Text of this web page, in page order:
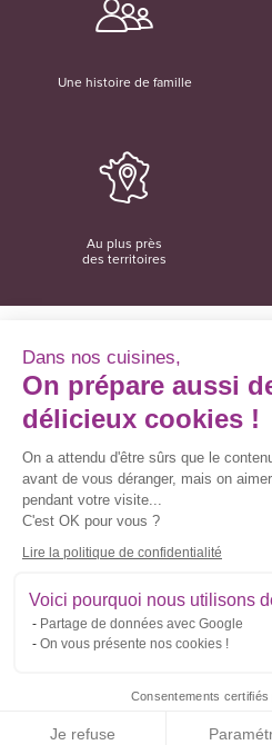
Une histoire de famille
Au plus près
des territoires
Convivio sur les
Inscrivez-vous à
Courriel
*
Contact
Dans nos cuisines,
On prépare aussi
délicieux cookies !
On a attendu d'être sûrs que le
avant de vous déranger, mais on
pendant votre visite...
C'est OK pour vous ?
Lire la politique de confidentialité
Voici pourquoi nous utilisons
Partage de données avec Google
On vous présente nos cookies !
Consentements certifiés
Je refuse